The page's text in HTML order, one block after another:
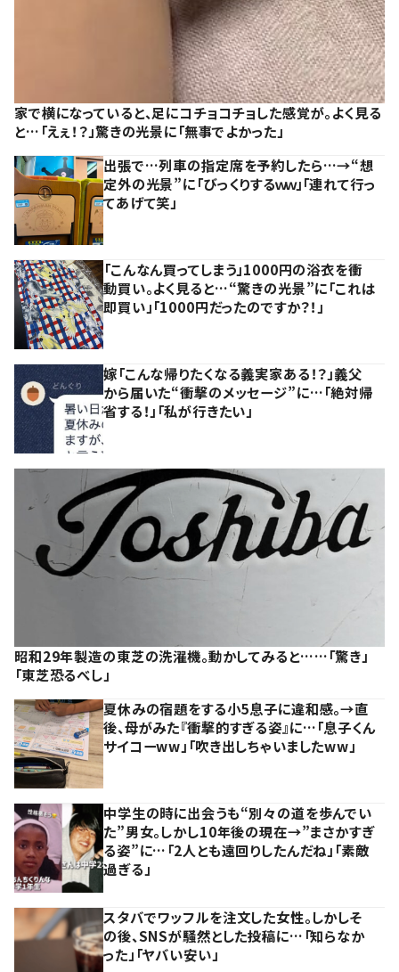
家で横になっていると、足にコチョコチョした感覚が。よく見る
と…「えぇ！？」驚きの光景に「無事でよかった」
出張で…列車の指定席を予約したら…→“想
定外の光景”に「びっくりするｗｗ」「連れて行っ
てあげて笑」
「こんなん買ってしまう」1000円の浴衣を衝
動買い。よく見ると…“驚きの光景”に「これは
即買い」「1000円だったのですか？！」
嫁「こんな帰りたくなる義実家ある！？」義父
から届いた“衝撃のメッセージ”に…「絶対帰
省する！」「私が行きたい」
昭和29年製造の東芝の洗濯機。動かしてみると……「驚き」
「東芝恐るべし」
夏休みの宿題をする小5息子に違和感。→直
後、母がみた『衝撃的すぎる姿』に…「息子くん
サイコーww」「吹き出しちゃいましたww」
中学生の時に出会うも“別々の道を歩んでい
た”男女。しかし10年後の現在→”まさかすぎ
る姿”に…「2人とも遠回りしたんだね」「素敵
過ぎる」
スタバでワッフルを注文した女性。しかしそ
の後、SNSが騒然とした投稿に…「知らなか
った」「ヤバい安い」